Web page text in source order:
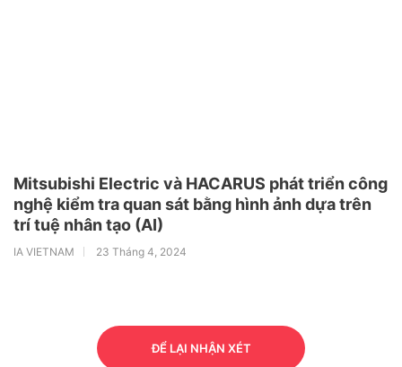
Mitsubishi Electric và HACARUS phát triển công
nghệ kiểm tra quan sát bằng hình ảnh dựa trên
trí tuệ nhân tạo (AI)
IA VIETNAM 23 Tháng 4, 2024
ĐỂ LẠI NHẬN XÉT